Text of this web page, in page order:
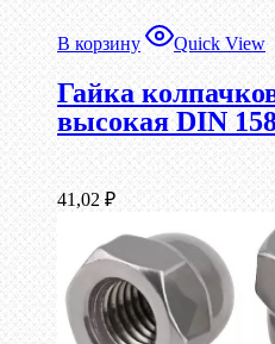
В корзину Quick View
Гайка
высокая DIN
41,02 ₽